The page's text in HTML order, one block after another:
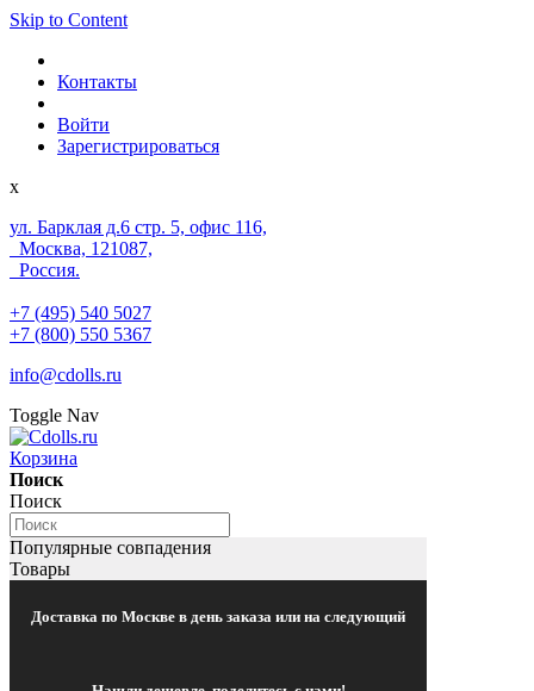
Skip to Content
Контакты
Войти
Зарегистрироваться
x
ул. Барклая д.6 стр. 5, офис 116,
Москва, 121087,
Россия.
+7 (495) 540 5027
+7 (800) 550 5367
info@cdolls.ru
Toggle Nav
Корзина
Поиск
Поиск
Популярные совпадения
Товары
Доставка по Москве в день заказа или на следующий